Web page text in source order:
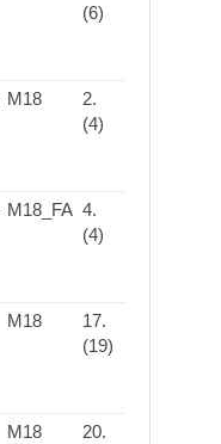
(6)
M18
2.
(4)
M18_FA 4.
(4)
M18
17.
(19)
M18
20.